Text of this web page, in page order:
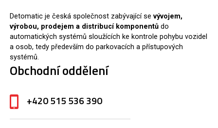
Detomatic je česká společnost zabývající se vývojem,
výrobou, prodejem a distribucí komponentů do
automatických systémů sloužících ke kontrole pohybu vozidel
a osob, tedy především do parkovacích a přístupových
systémů.
Obchodní oddělení
+420 515 536 390